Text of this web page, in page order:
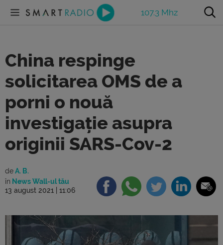
107.3 Mhz
China respinge
solicitarea OMS de a
porni o nouă
investigație asupra
originii SARS-Cov-2
deA. B.
în News Wall-ul tău
13 august 2021 | 11:06